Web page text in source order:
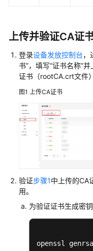
用
指
南
终
端
节
点
最
佳
上传并验证CA证
登录设备发放控制台，
书”，填写“证书名称”
证书（rootCA.crt文件）
图1 上传CA证书
验证步骤1中上传的CA
用。
为验证证书生成密钥
openssl